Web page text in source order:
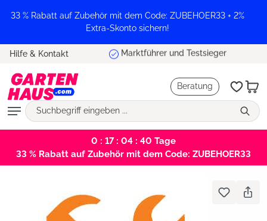
springen
33 % Rabatt auf Zubehör mit dem Code: ZUBEHOER33 + 2%
Extra-Skonto sichern!
Hilfe & Kontakt Marktführer und Testsieger
Beratung
0 : 17 : 04 : 40 Tage
33 % Rabatt auf Zubehör mit dem Code: ZUBEHOER33